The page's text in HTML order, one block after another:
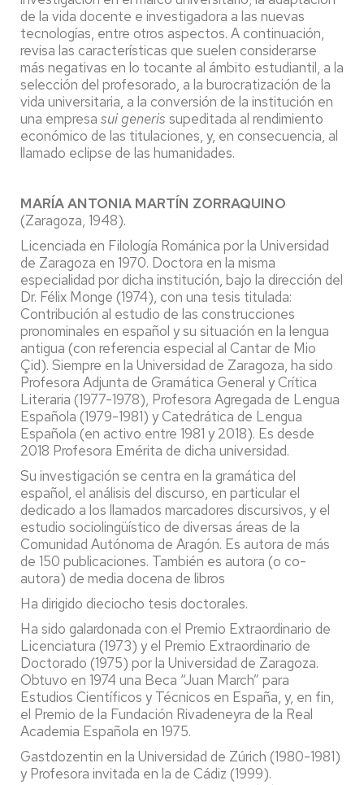
de la vida docente e investigadora a las nuevas
tecnologías, entre otros aspectos. A continuación,
revisa las características que suelen considerarse
más negativas en lo tocante al ámbito estudiantil, a la
selección del profesorado, a la burocratización de la
vida universitaria, a la conversión de la institución en
una empresa sui generis supeditada al rendimiento
económico de las titulaciones, y, en consecuencia, al
llamado eclipse de las humanidades.
MARÍA ANTONIA MARTÍN ZORRAQUINO
(Zaragoza, 1948).
Licenciada en Filología Románica por la Universidad
de Zaragoza en 1970. Doctora en la misma
especialidad por dicha institución, bajo la dirección del
Dr. Félix Monge (1974), con una tesis titulada:
Contribución al estudio de las construcciones
pronominales en español y su situación en la lengua
antigua (con referencia especial al Cantar de Mio
Çid). Siempre en la Universidad de Zaragoza, ha sido
Profesora Adjunta de Gramática General y Crítica
Literaria (1977-1978), Profesora Agregada de Lengua
Española (1979-1981) y Catedrática de Lengua
Española (en activo entre 1981 y 2018). Es desde
2018 Profesora Emérita de dicha universidad.
Su investigación se centra en la gramática del
español, el análisis del discurso, en particular el
dedicado a los llamados marcadores discursivos, y el
estudio sociolingüístico de diversas áreas de la
Comunidad Autónoma de Aragón. Es autora de más
de 150 publicaciones. También es autora (o co-
autora) de media docena de libros
Ha dirigido dieciocho tesis doctorales.
Ha sido galardonada con el Premio Extraordinario de
Licenciatura (1973) y el Premio Extraordinario de
Doctorado (1975) por la Universidad de Zaragoza.
Obtuvo en 1974 una Beca “Juan March” para
Estudios Científicos y Técnicos en España, y, en fin,
el Premio de la Fundación Rivadeneyra de la Real
Academia Española en 1975.
Gastdozentin en la Universidad de Zúrich (1980-1981)
y Profesora invitada en la de Cádiz (1999).